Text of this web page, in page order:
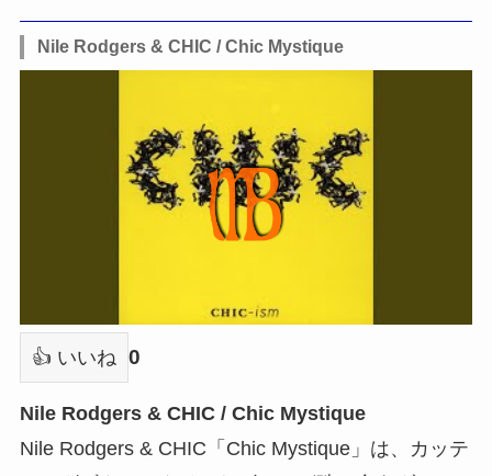
Nile Rodgers & CHIC / Chic Mystique
👍 いいね 0
Nile Rodgers & CHIC / Chic Mystique
Nile Rodgers & CHIC「Chic Mystique」は、カッテ